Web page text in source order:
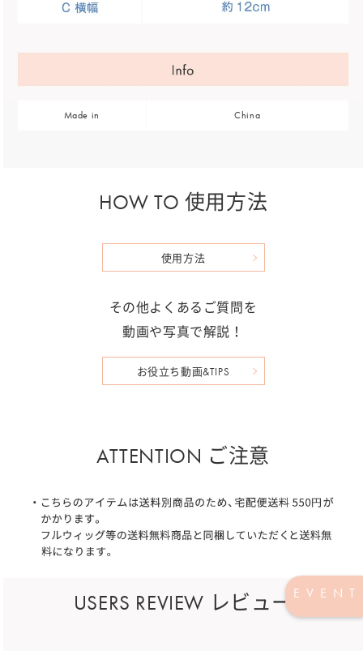
EVENT
Made in China
HOW TO 使用方法
使用方法
その他よくあるご質問を
動画や写真で解説！
お役立ち動画&TIPS
ATTENTION ご注意
USERS REVIEW レビュー